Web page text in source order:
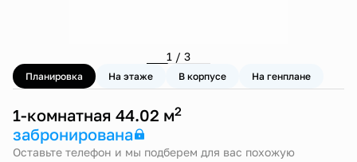
1 / 3
Планировка На этаже В корпусе На генплане
1-комнатная 44.02 м2
забронирована
Оставьте телефон и мы подберем для вас похожую